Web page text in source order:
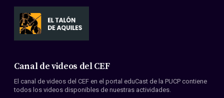
Canal de videos del CEF
El canal de videos del CEF en el portal eduCast de la PUCP contiene
todos los videos disponibles de nuestras actividades.